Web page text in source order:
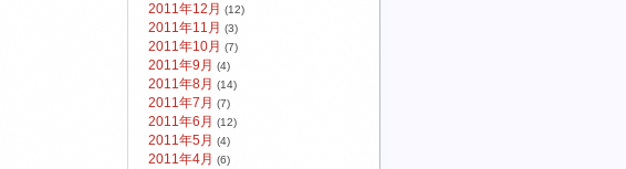
2011年12月 (12)
2011年11月 (3)
2011年10月 (7)
2011年9月 (4)
2011年8月 (14)
2011年7月 (7)
2011年6月 (12)
2011年5月 (4)
2011年4月 (6)